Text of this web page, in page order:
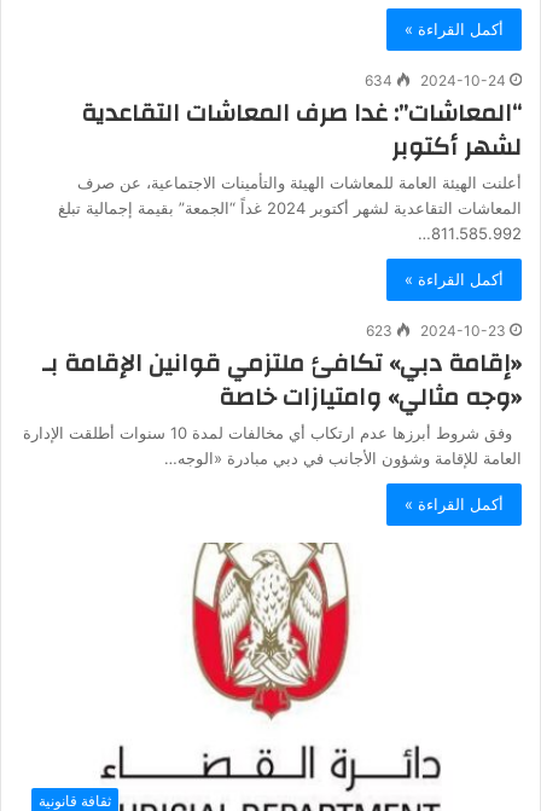
أكمل القراءة »
2024-10-24
634
“المعاشات”: غدا صرف المعاشات التقاعدية
لشهر أكتوبر
أعلنت الهيئة العامة للمعاشات الهيئة والتأمينات الاجتماعية، عن صرف
المعاشات التقاعدية لشهر أكتوبر 2024 غداً “الجمعة” بقيمة إجمالية تبلغ
811.585.992…
أكمل القراءة »
2024-10-23
623
«إقامة دبي» تكافئ ملتزمي قوانين الإقامة بـ
«وجه مثالي» وامتيازات خاصة
وفق شروط أبرزها عدم ارتكاب أي مخالفات لمدة 10 سنوات أطلقت الإدارة
العامة للإقامة وشؤون الأجانب في دبي مبادرة «الوجه…
أكمل القراءة »
ثقافة قانونية